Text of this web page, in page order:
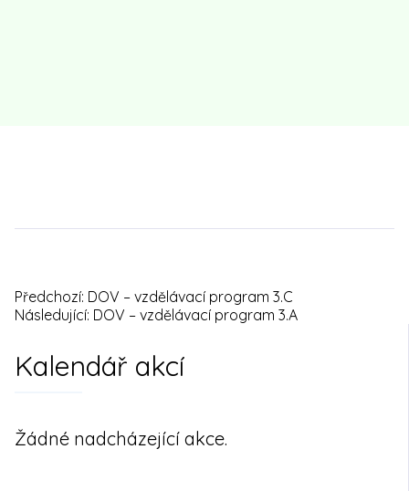
Navigace
pro
Předchozí: DOV – vzdělávací program 3.C
Následující: DOV – vzdělávací program 3.A
Kalendář akcí
Žádné nadcházející akce.